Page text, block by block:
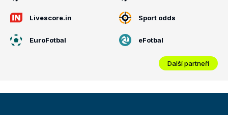
Livescore.in Sport odds
EuroFotbal eFotbal
Další partneři